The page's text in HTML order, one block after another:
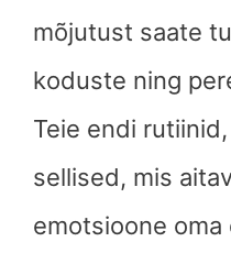
mõjutust saate
koduste ning
Teie endi
sellised, mis
emotsioone oma